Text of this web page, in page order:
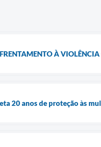
À
20 anos de proteção às